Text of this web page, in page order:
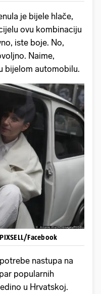
je bijele hlače,
ovu kombinaciju
iste boje. No,
Naime,
bijelom automobilu.
Facebook
nastupa na
popularnih
u Hrvatskoj.